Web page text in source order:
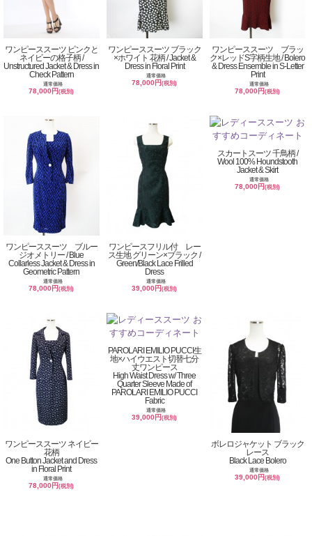
ワンピーススーツ ピンクと
ネイビーの格子柄 /
Unstructured Jacket & Dress in
Check Pattern
通常価格
78,000円(税別)
ワンピーススーツ ブラック
×ホワイト 花柄 / Jacket &
Dress in Floral Print
通常価格
78,000円(税別)
ワンピーススーツ ブラッ
ク×レッドS字柄生地 / Bolero
& Dress Ensemble in S-Letter
Print
通常価格
78,000円(税別)
ワンピーススーツ ブルー
ジオメトリー / Blue
Collarless Jacket & Dress in
Geometric Pattern
通常価格
78,000円(税別)
ワンピースフリル付 レー
ス生地 グリーン×ブラック /
Green/Black Lace Frilled
Dress
通常価格
39,000円(税別)
スカートスーツ 千鳥柄 /
Wool 100% Houndstooth
Jacket & Skirt
通常価格
78,000円(税別)
ワンピーススーツ ネイビー
花柄
One Button Jacket and Dress
in Floral Print
通常価格
78,000円(税別)
PAROLARI EMILIO PUCCI生
地×ハイウエスト切替七分
丈ワンピース
High Waist Dress w/ Three
Quarter Sleeve Made of
PAROLARI EMILIO PUCCI
Fabric
通常価格
39,000円(税別)
ボレロジャケット ブラック
レース
Black Lace Bolero
通常価格
39,000円(税別)